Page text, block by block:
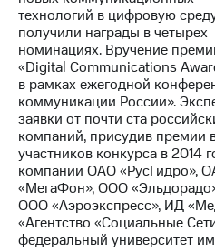
технологий в цифровую
получили награды в четырех
номинациях. Вручение
«Digital Communications
в рамках ежегодной
коммуникации России».
заявки от почти ста
компаний, присудив премии
участников конкурса в 2014
компании ОАО «РусГидро»,
«МегаФон», ООО
ООО «Аэроэкспресс», ИД
«Агентство «Социальные
федеральный университет